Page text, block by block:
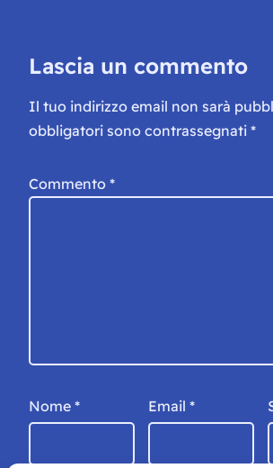
Lascia un commento
Il tuo indirizzo email non sarà
obbligatori sono contrassegnati *
Commento *
Nome * Email *